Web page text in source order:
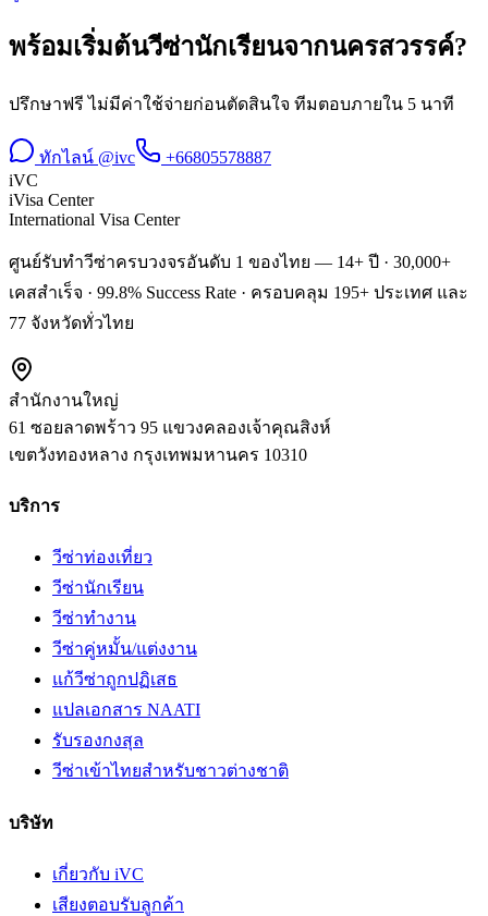
พร้อมเริ่มต้นวีซ่านักเรียนจากนครสวรรค์?
ปรึกษาฟรี ไม่มีค่าใช้จ่ายก่อนตัดสินใจ ทีมตอบภายใน 5 นาที
ทักไลน์ @ivc
+66805578887
iVC
iVisa Center
International Visa Center
ศูนย์รับทำวีซ่าครบวงจรอันดับ 1 ของไทย — 14+ ปี · 30,000+
เคสสำเร็จ · 99.8% Success Rate · ครอบคลุม 195+ ประเทศ และ
77 จังหวัดทั่วไทย
สำนักงานใหญ่
61 ซอยลาดพร้าว 95 แขวงคลองเจ้าคุณสิงห์
เขตวังทองหลาง กรุงเทพมหานคร 10310
บริการ
วีซ่าท่องเที่ยว
วีซ่านักเรียน
วีซ่าทำงาน
วีซ่าคู่หมั้น/แต่งงาน
แก้วีซ่าถูกปฏิเสธ
แปลเอกสาร NAATI
รับรองกงสุล
วีซ่าเข้าไทยสำหรับชาวต่างชาติ
บริษัท
เกี่ยวกับ iVC
เสียงตอบรับลูกค้า